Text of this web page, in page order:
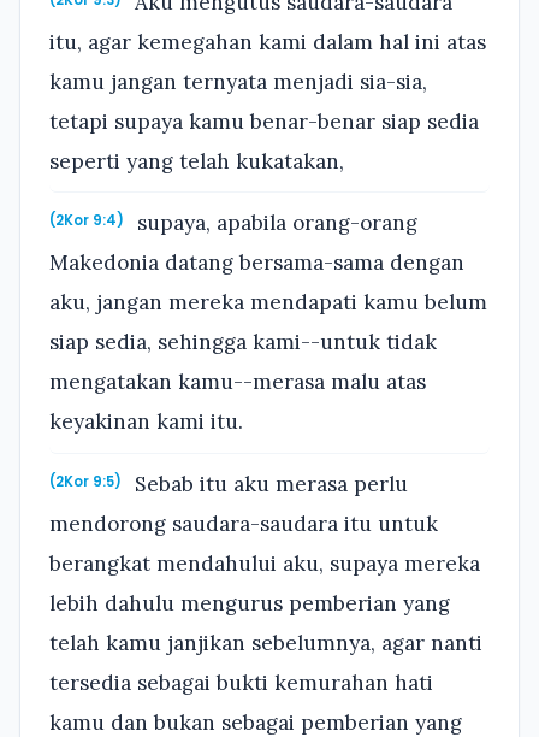
itu, agar kemegahan kami dalam hal ini atas
kamu jangan ternyata menjadi sia-sia,
tetapi supaya kamu benar-benar siap sedia
seperti yang telah kukatakan,
(2Kor 9:4)
supaya, apabila orang-orang
Makedonia datang bersama-sama dengan
aku, jangan mereka mendapati kamu belum
siap sedia, sehingga kami--untuk tidak
mengatakan kamu--merasa malu atas
keyakinan kami itu.
(2Kor 9:5)
Sebab itu aku merasa perlu
mendorong saudara-saudara itu untuk
berangkat mendahului aku, supaya mereka
lebih dahulu mengurus pemberian yang
telah kamu janjikan sebelumnya, agar nanti
tersedia sebagai bukti kemurahan hati
kamu dan bukan sebagai pemberian yang